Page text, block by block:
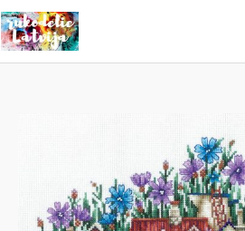
Перейти
к
содержимому
васильков
САНС-53